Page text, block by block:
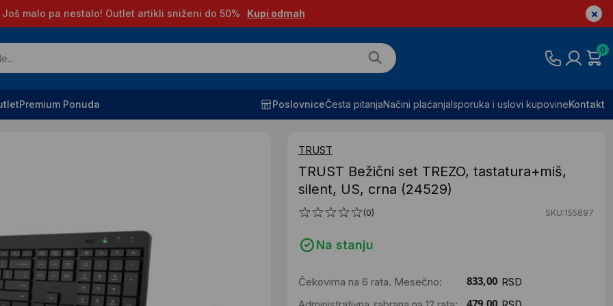
Još malo pa nestalo! Outlet artikli sniženi do 50% Kupi odmah
0
Premium Ponuda PoslovniceČesta pitanjaNačini plaćanjaIsporuka i uslovi kupovineKontakt
TRUST
TRUST Bežični set TREZO, tastatura+miš,
silent, US, crna (24529)
(0) SKU:155897
Na stanju
Čekovima na 6 rata. Mesečno:
RSD